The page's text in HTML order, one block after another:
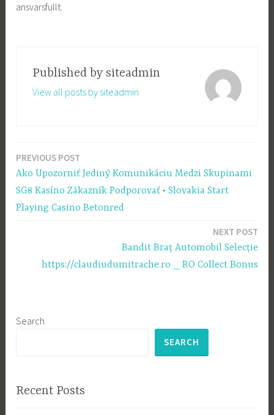
ansvarsfullt.
Published by siteadmin
View all posts by siteadmin
Post
navigation
PREVIOUS POST
Ako Upozorniť Jediný Komunikáciu Medzi Skupinami
SG8 Kasíno Zákazník Podporovať • Slovakia Start
Playing Casino Betonred
NEXT POST
Bandit Braț Automobil Selecție
https://claudiudumitrache.ro _ RO Collect Bonus
Search
SEARCH
Recent Posts